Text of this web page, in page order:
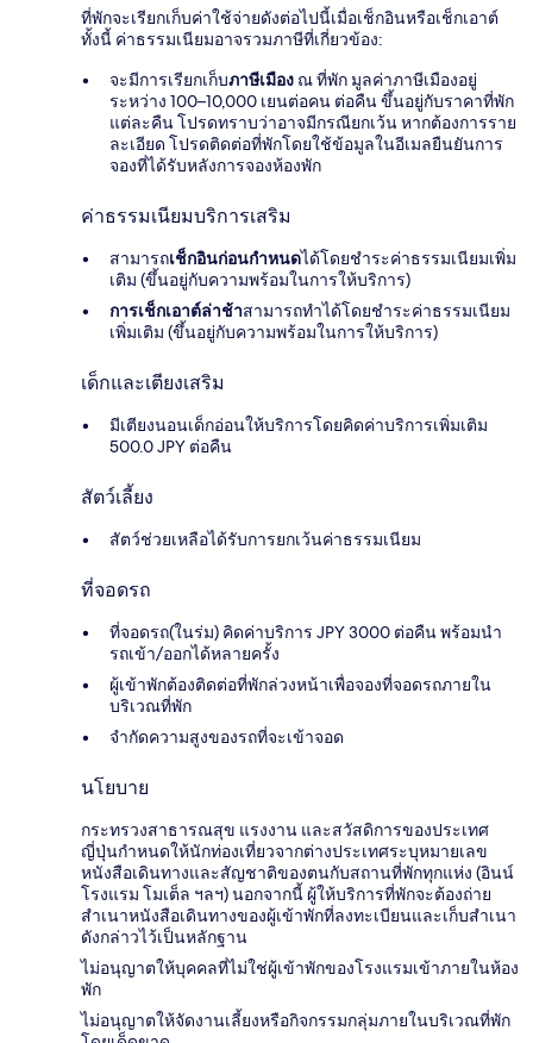
ที่พักจะเรียกเก็บค่าใช้จ่ายดังต่อไปนี้เมื่อเช็กอินหรือเช็กเอาต์
ทั้งนี้ ค่าธรรมเนียมอาจรวมภาษีที่เกี่ยวข้อง:
จะมีการเรียกเก็บภาษีเมือง ณ ที่พัก มูลค่าภาษีเมืองอยู่
ระหว่าง 100–10,000 เยนต่อคน ต่อคืน ขึ้นอยู่กับราคาที่พัก
แต่ละคืน โปรดทราบว่าอาจมีกรณียกเว้น หากต้องการราย
ละเอียด โปรดติดต่อที่พักโดยใช้ข้อมูลในอีเมลยืนยันการ
จองที่ได้รับหลังการจองห้องพัก
ค่าธรรมเนียมบริการเสริม
สามารถเช็กอินก่อนกำหนดได้โดยชำระค่าธรรมเนียมเพิ่ม
เติม (ขึ้นอยู่กับความพร้อมในการให้บริการ)
การเช็กเอาต์ล่าช้าสามารถทำได้โดยชำระค่าธรรมเนียม
เพิ่มเติม (ขึ้นอยู่กับความพร้อมในการให้บริการ)
เด็กและเตียงเสริม
มีเตียงนอนเด็กอ่อนให้บริการโดยคิดค่าบริการเพิ่มเติม
500.0 JPY ต่อคืน
สัตว์เลี้ยง
สัตว์ช่วยเหลือได้รับการยกเว้นค่าธรรมเนียม
ที่จอดรถ
ที่จอดรถ(ในร่ม) คิดค่าบริการ JPY 3000 ต่อคืน พร้อมนำ
รถเข้า/ออกได้หลายครั้ง
ผู้เข้าพักต้องติดต่อที่พักล่วงหน้าเพื่อจองที่จอดรถภายใน
บริเวณที่พัก
จำกัดความสูงของรถที่จะเข้าจอด
นโยบาย
กระทรวงสาธารณสุข แรงงาน และสวัสดิการของประเทศ
ญี่ปุ่นกำหนดให้นักท่องเที่ยวจากต่างประเทศระบุหมายเลข
หนังสือเดินทางและสัญชาติของตนกับสถานที่พักทุกแห่ง (อินน์
โรงแรม โมเต็ล ฯลฯ) นอกจากนี้ ผู้ให้บริการที่พักจะต้องถ่าย
สำเนาหนังสือเดินทางของผู้เข้าพักที่ลงทะเบียนและเก็บสำเนา
ดังกล่าวไว้เป็นหลักฐาน
ไม่อนุญาตให้บุคคลที่ไม่ใช่ผู้เข้าพักของโรงแรมเข้าภายในห้อง
พัก
ไม่อนุญาตให้จัดงานเลี้ยงหรือกิจกรรมกลุ่มภายในบริเวณที่พัก